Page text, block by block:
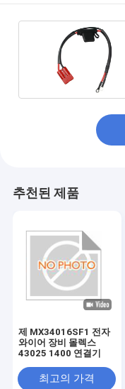
추천된 제품
제 MX34016SF1 전자
와이어 장비 몰렉스
43025 1400 연결기
최고의 가격